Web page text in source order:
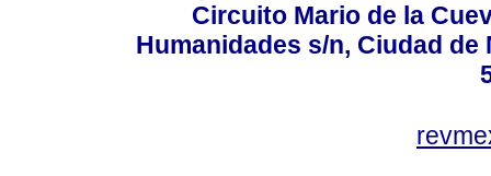
Circuito Mario de la
Humanidades s/n, Ciudad de